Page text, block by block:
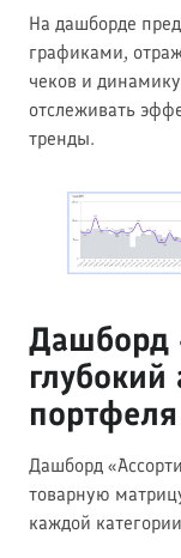
На дашборде
графиками,
чеков и
отслеживать
тренды.
Дашборд
глубокий
портфеля
Дашборд
товарную
каждой